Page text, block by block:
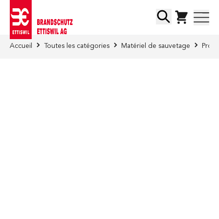
Chercher
Accueil Toutes les catégories Matériel de sauvetage